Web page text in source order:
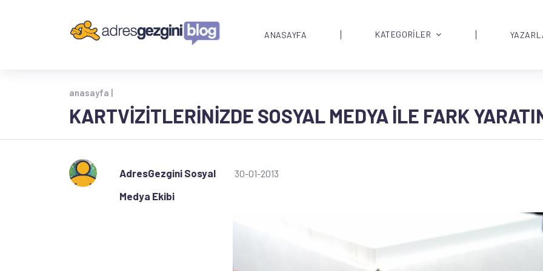
ANASAYFA KATEGORİLER
anasayfa |
KARTVIZITLERINIZDE SOSYAL MEDYA ILE FARK
AdresGezgini Sosyal
Medya Ekibi
30-01-2013